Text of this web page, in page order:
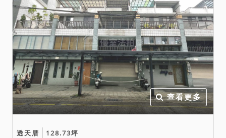
查看更多
透天厝 128.73坪